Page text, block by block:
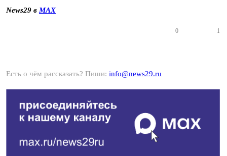
News29 в MAX
0 1
Есть о чём рассказать? Пиши: info@news29.ru